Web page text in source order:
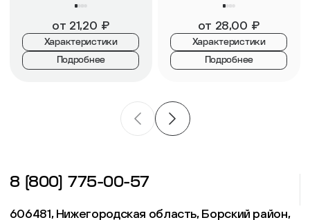
от 21,20 ₽
Характеристики
Подробнее
от 28,00 ₽
Характеристики
Подробнее
8 (800) 775-00-57
606481, Нижегородская область, Борский район,